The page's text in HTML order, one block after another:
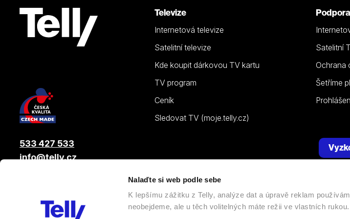
Nalaďte si web podle sebe
K lepšímu zážitku z Telly, analýze dat a úpravě reklam
neobejdeme, ale u těch volitelných máte režii ve vlastních rukou.
Televize
Internetová televize
Satelitní televize
Kde koupit dárkovou TV kartu
TV program
Ceník
Sledovat TV (moje.telly.cz)
Podpora
Satelitní
Ochrana
Šetříme
533 427 533
info@telly.cz
, člen skupiny LAMA ENERGY GROUP | Všechna práva vyhrazena. |